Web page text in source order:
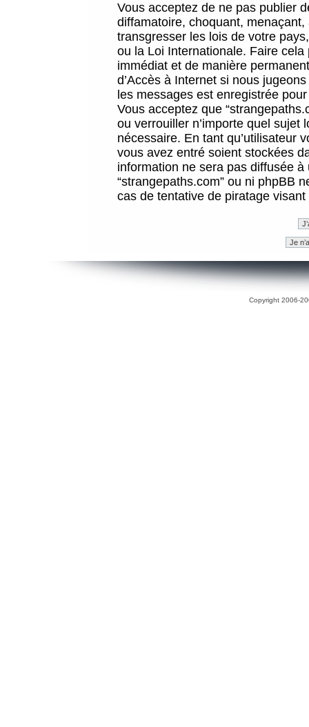
Vous acceptez de ne pas publier
diffamatoire, choquant,
transgresser les lois de votre
ou la Loi Internationale. Faire
immédiat et de manière
d’Accès à Internet si nous
les messages est enregistrée
Vous acceptez que
ou verrouiller n’importe quel sujet
nécessaire. En tant qu’utilisateur
vous avez entré soient stockées
information ne sera pas diffusée
“strangepaths.com” ou ni phpBB
cas de tentative de piratage
Copyright 2006-